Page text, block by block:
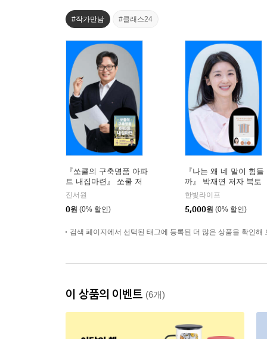
#작가만남 #클래스24
『쏘쿨의 구축명품 아파
트 내집마련』 쏘쿨 저
자 온라인 북토크
진서원
0원 (0% 할인)
『나는 왜 네 말이 힘들
까』 박재연 저자 북토
크
한빛라이프
5,000원 (0% 할인)
검색 페이지에서 선택된 태그에 등록된 더 많은 상품을 확인해
이 상품의 이벤트 (6개)